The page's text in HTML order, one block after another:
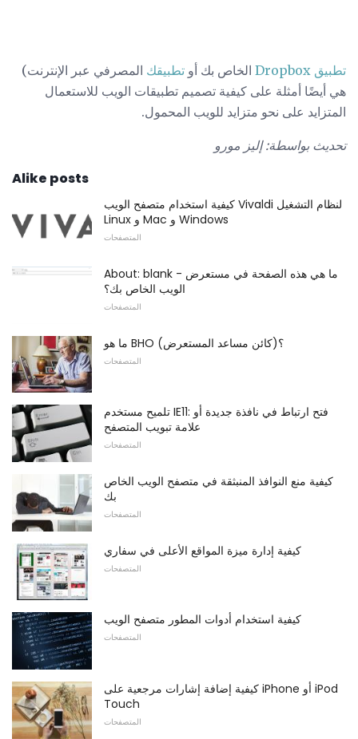
تطبيق Dropbox الخاص بك أو تطبيقك المصرفي عبر الإنترنت)
هي أيضًا أمثلة على كيفية تصميم تطبيقات الويب للاستعمال
المتزايد على نحو متزايد للويب المحمول.
تحديث بواسطة: إليز مورو
Alike posts
كيفية استخدام متصفح الويب Vivaldi لنظام التشغيل
Linux و Mac و Windows
المتصفحات
About: blank - ما هي هذه الصفحة في مستعرض
الويب الخاص بك؟
المتصفحات
ما هو BHO (كائن مساعد المستعرض)؟
المتصفحات
تلميح مستخدم IE11: فتح ارتباط في نافذة جديدة أو
علامة تبويب المتصفح
المتصفحات
كيفية منع النوافذ المنبثقة في متصفح الويب الخاص
بك
المتصفحات
كيفية إدارة ميزة المواقع الأعلى في سفاري
المتصفحات
كيفية استخدام أدوات المطور متصفح الويب
المتصفحات
كيفية إضافة إشارات مرجعية على iPhone أو iPod
Touch
المتصفحات